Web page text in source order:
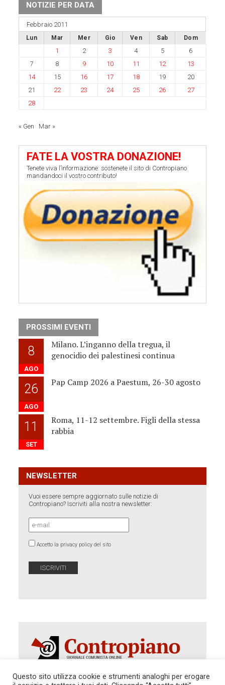
NOTIZIE PER DATA
Febbraio 2011
Lun Mar Mer Gio Ven Sab Dom
1 2 3 4 5
6
7
8 9 10 11 12
13
14
15 16 17 18 19
20
21
22 23 24 25 26
27
28
« Gen Mar »
FATE LA VOSTRA DONAZIONE!
Tenete viva l’informazione: sostenete il sito di Contropiano
mandandoci il vostro contributo!
PROSSIMI EVENTI
8
AGO
Milano. L’inganno della tregua, il
genocidio dei palestinesi continua
26
AGO
Pap Camp 2026 a Paestum, 26-30 agosto
11
SET
Roma, 11-12 settembre. Figli della stessa
rabbia
NEWSLETTER
Vuoi essere sempre aggiornato sulle notizie di
Contropiano? Iscriviti alla nostra newsletter:
Accetto la privacy policy del sito
Questo sito utilizza cookie e strumenti analoghi per erogare